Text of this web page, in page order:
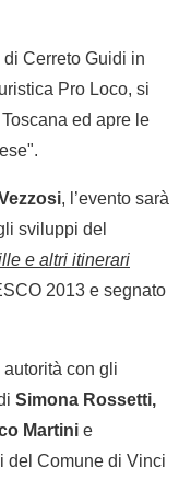
Cerreto Guidi in
Pro Loco, si
ed apre le
, l’evento sarà
sviluppi del
e altri itinerari
2013 e segnato
con gli
Simona Rossetti,
Martini e
del Comune di Vinci